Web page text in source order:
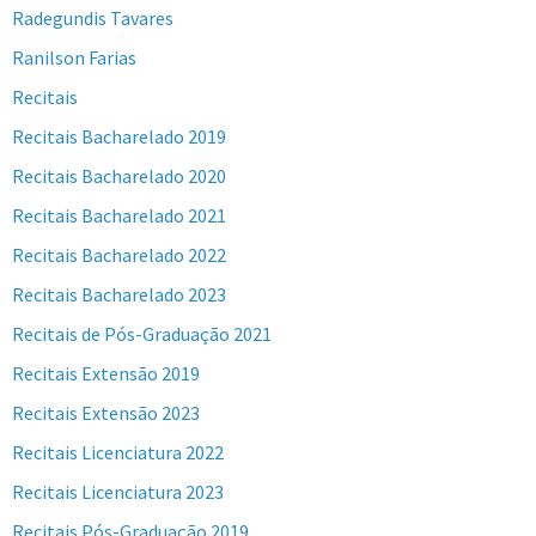
Radegundis Tavares
Ranilson Farias
Recitais
Recitais Bacharelado 2019
Recitais Bacharelado 2020
Recitais Bacharelado 2021
Recitais Bacharelado 2022
Recitais Bacharelado 2023
Recitais de Pós-Graduação 2021
Recitais Extensão 2019
Recitais Extensão 2023
Recitais Licenciatura 2022
Recitais Licenciatura 2023